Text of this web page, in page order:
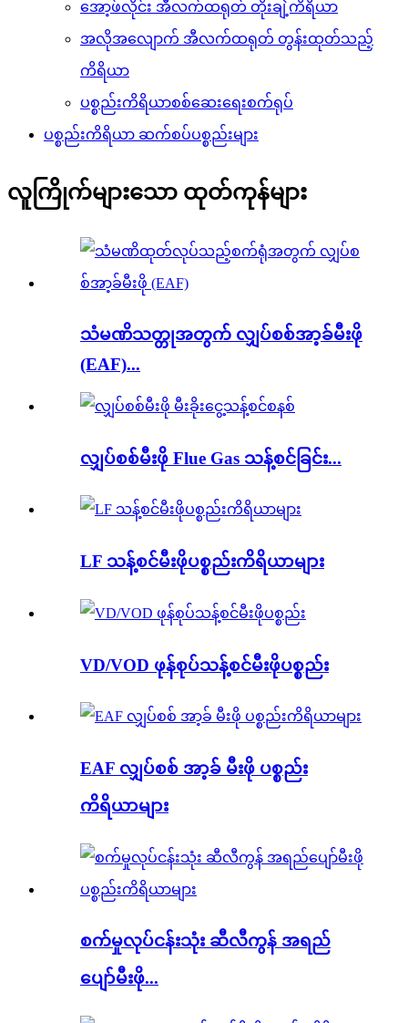
အော့ဖ်လိုင်း အီလက်ထရုတ် တိုးချဲ့ကိရိယာ
အလိုအလျောက် အီလက်ထရုတ် တွန်းထုတ်သည့်
ကိရိယာ
ပစ္စည်းကိရိယာစစ်ဆေးရေးစက်ရုပ်
ပစ္စည်းကိရိယာ ဆက်စပ်ပစ္စည်းများ
လူကြိုက်များသော ထုတ်ကုန်များ
သံမဏိသတ္တုအတွက် လျှပ်စစ်အာ့ခ်မီးဖို
(EAF)...
လျှပ်စစ်မီးဖို Flue Gas သန့်စင်ခြင်း...
LF သန့်စင်မီးဖိုပစ္စည်းကိရိယာများ
VD/VOD ဖုန်စုပ်သန့်စင်မီးဖိုပစ္စည်း
EAF လျှပ်စစ် အာ့ခ် မီးဖို ပစ္စည်း
ကိရိယာများ
စက်မှုလုပ်ငန်းသုံး ဆီလီကွန် အရည်
ပျော်မီးဖို...